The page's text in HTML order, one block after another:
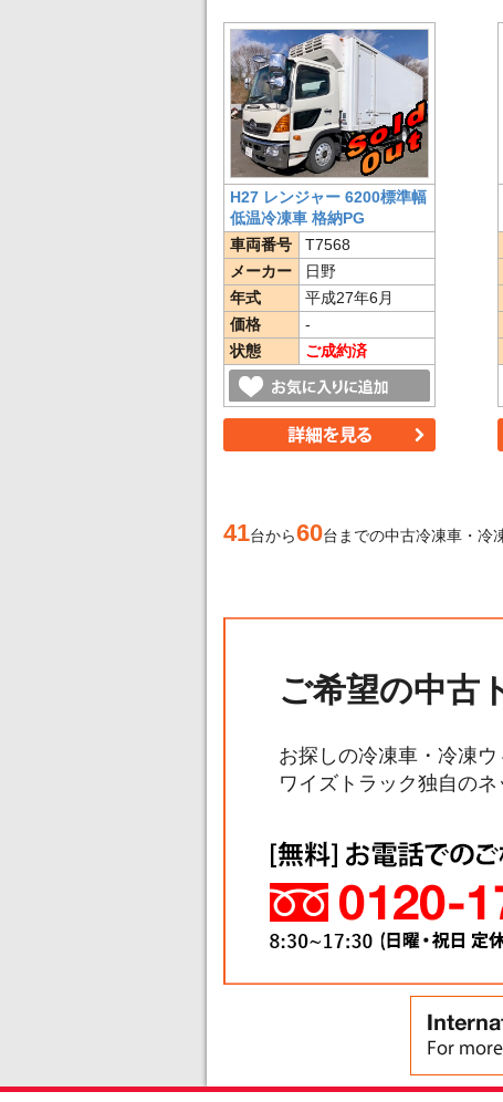
H27 レンジャー 6200標準幅
低温冷凍車 格納PG
車両番号
T7568
メーカー
日野
年式
平成27年6月
価格
-
状態
ご成約済
41台から60台までの中古冷凍車・冷
ご希望の中古
お探しの冷凍車・冷凍
ワイズトラック独自の